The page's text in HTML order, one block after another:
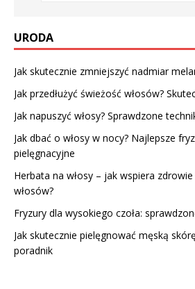
URODA
Jak skutecznie zmniejszyć nadmiar
Jak przedłużyć świeżość włosów?
Jak napuszyć włosy? Sprawdzone
Jak dbać o włosy w nocy? Najlepsze
pielęgnacyjne
Herbata na włosy – jak wspiera
włosów?
Fryzury dla wysokiego czoła:
Jak skutecznie pielęgnować męską
poradnik